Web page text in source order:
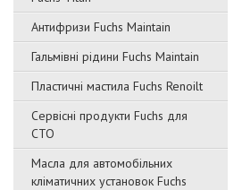
Антифризи Fuchs Maintain
Гальмівні рідини Fuchs Maintain
Пластичні мастила Fuchs Renoilt
Сервісні продукти Fuchs для
СТО
Масла для автомобільних
кліматичних установок Fuchs